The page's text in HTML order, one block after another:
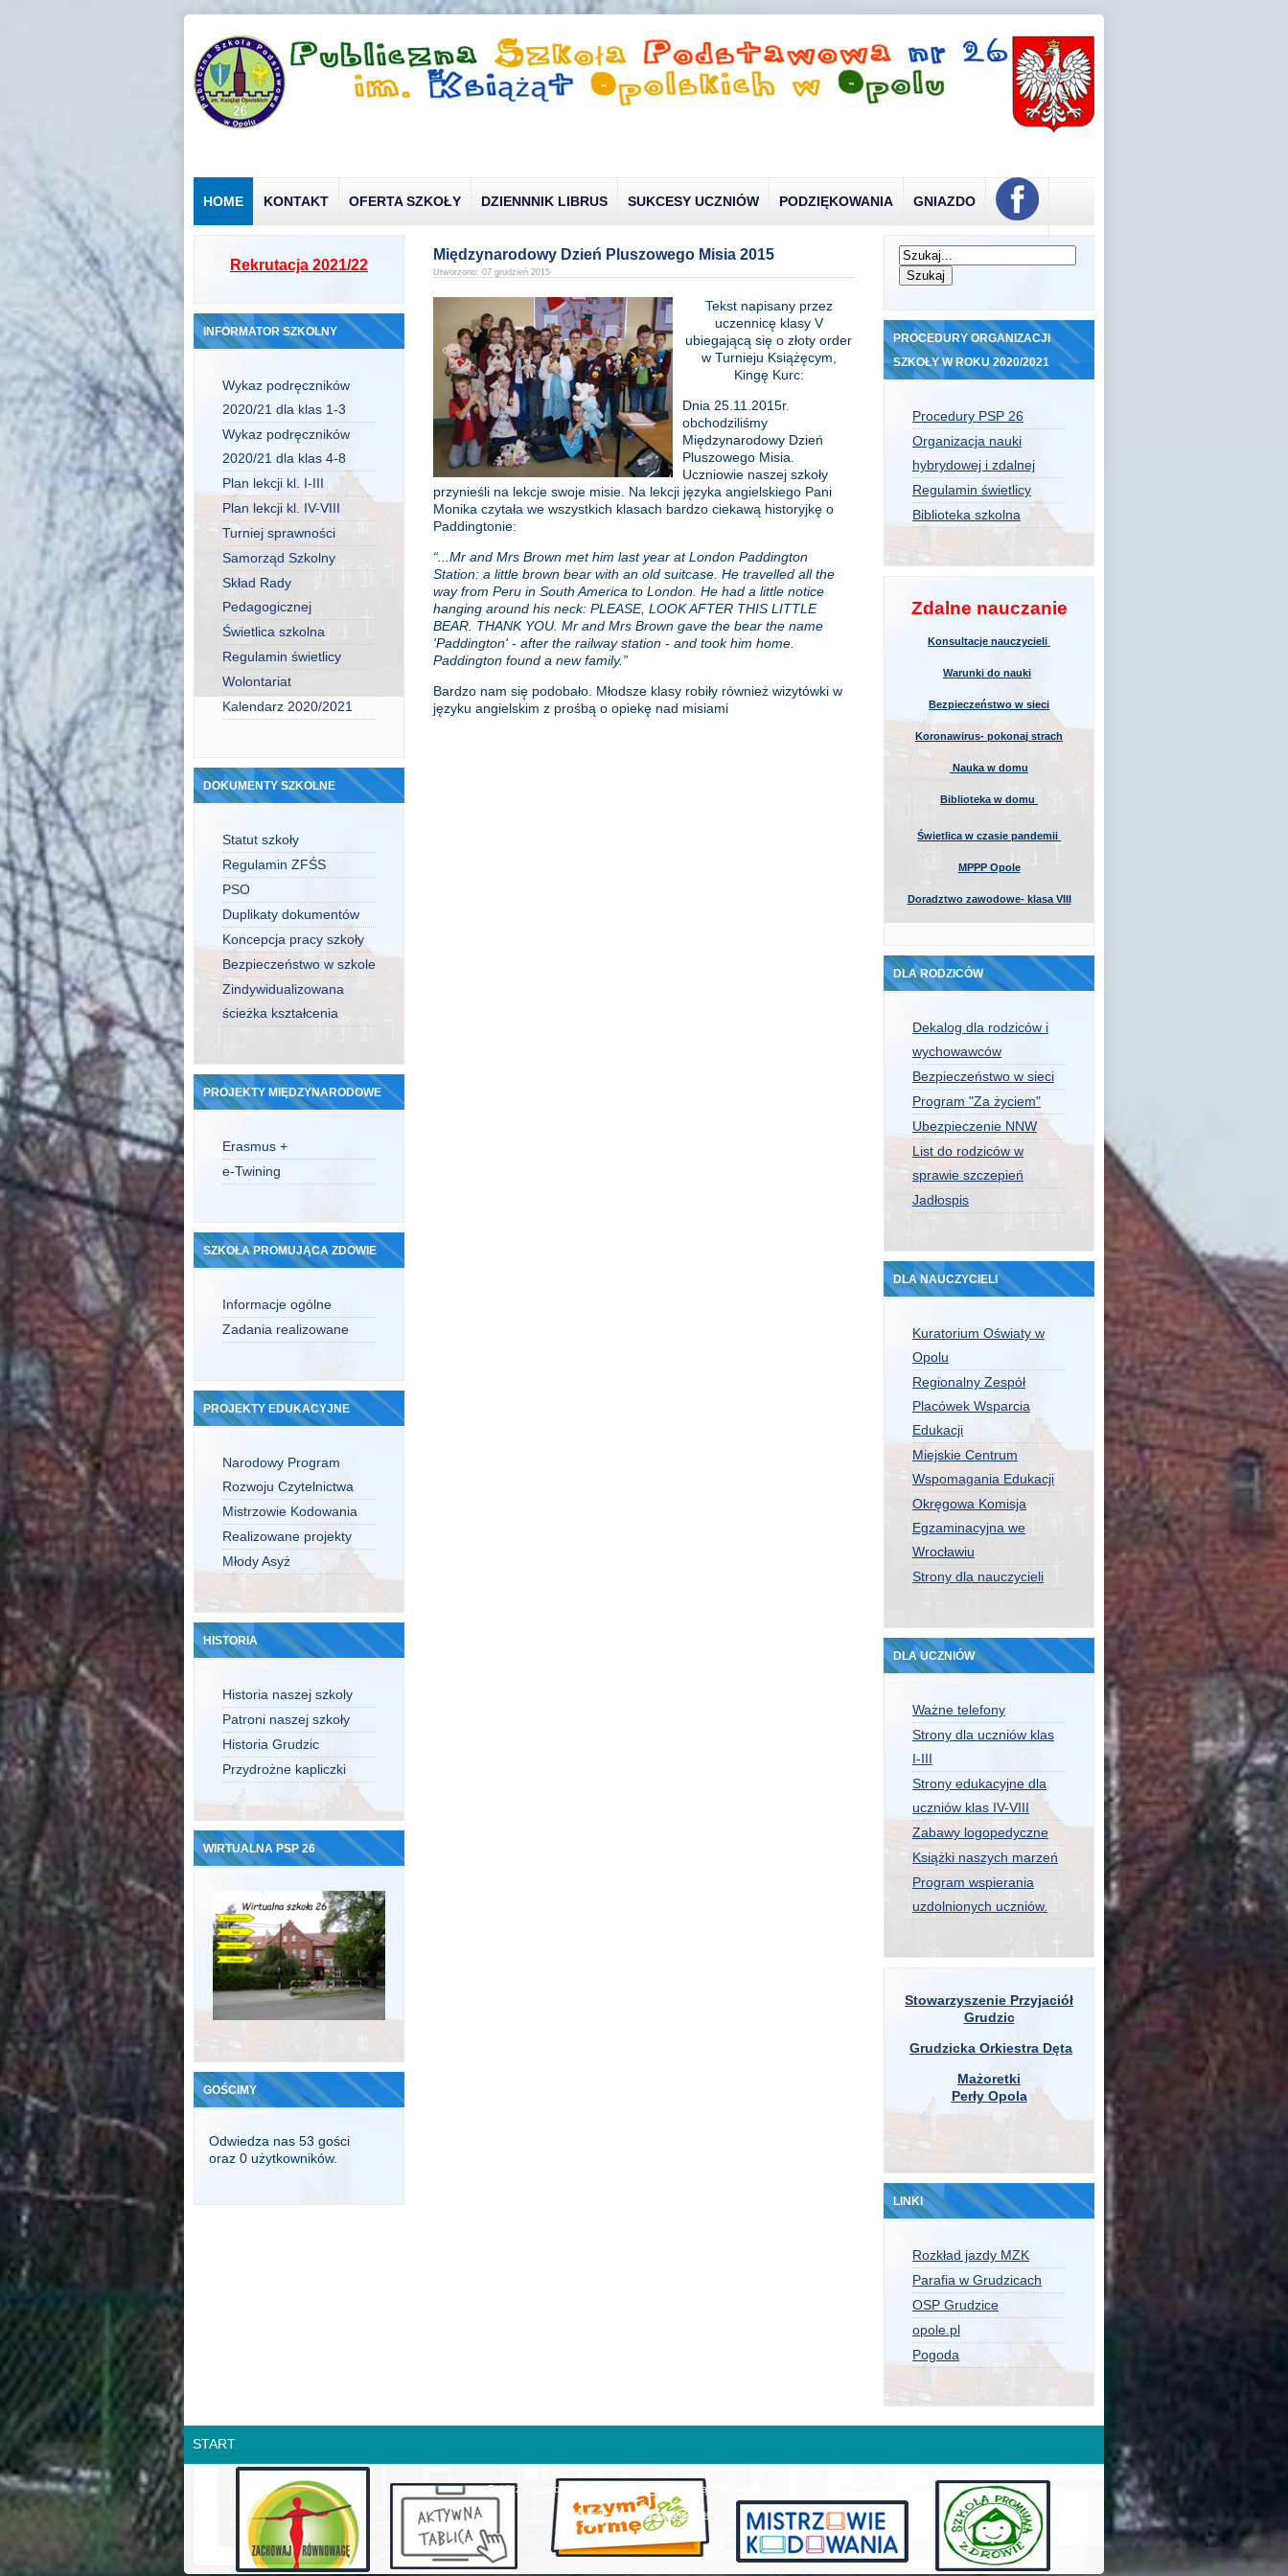
HOME KONTAKT OFERTA SZKOŁY DZIENNNIK LIBRUS SUKCESY UCZNIÓW PODZIĘKOWANIA GNIAZDO
Rekrutacja 2021/22
INFORMATOR SZKOLNY
Wykaz podręczników
2020/21 dla klas 1-3
Wykaz podręczników
2020/21 dla klas 4-8
Plan lekcji kl. I-III
Plan lekcji kl. IV-VIII
Turniej sprawności
Samorząd Szkolny
Skład Rady
Pedagogicznej
Świetlica szkolna
Regulamin świetlicy
Wolontariat
Kalendarz 2020/2021
DOKUMENTY SZKOLNE
Statut szkoły
Regulamin ZFŚS
PSO
Duplikaty dokumentów
Koncepcja pracy szkoły
Bezpieczeństwo w szkole
Zindywidualizowana
ścieżka kształcenia
PROJEKTY MIĘDZYNARODOWE
Erasmus +
e-Twining
SZKOŁA PROMUJĄCA ZDOWIE
Informacje ogólne
Zadania realizowane
PROJEKTY EDUKACYJNE
Narodowy Program
Rozwoju Czytelnictwa
Mistrzowie Kodowania
Realizowane projekty
Młody Asyż
HISTORIA
Historia naszej szkoly
Patroni naszej szkoły
Historia Grudzic
Przydrożne kapliczki
WIRTUALNA PSP 26
GOŚCIMY
Odwiedza nas 53 gości
oraz 0 użytkowników.
Międzynarodowy Dzień Pluszowego Misia 2015
Utworzono: 07 grudzień 2015
Tekst napisany przez
uczennicę klasy V
ubiegającą się o złoty order
w Turnieju Książęcym,
Kingę Kurc:
Dnia 25.11.2015r.
obchodziliśmy
Międzynarodowy Dzień
Pluszowego Misia.
Uczniowie naszej szkoły
przynieśli na lekcje swoje misie. Na lekcji języka angielskiego Pani
Monika czytała we wszystkich klasach bardzo ciekawą historyjkę o
Paddingtonie:
“...Mr and Mrs Brown met him last year at London Paddington
Station: a little brown bear with an old suitcase. He travelled all the
way from Peru in South America to London. He had a little notice
hanging around his neck: PLEASE, LOOK AFTER THIS LITTLE
BEAR. THANK YOU. Mr and Mrs Brown gave the bear the name
'Paddington' - after the railway station - and took him home.
Paddington found a new family.”
Bardzo nam się podobało. Młodsze klasy robiły również wizytówki w
języku angielskim z prośbą o opiekę nad misiami
PROCEDURY ORGANIZACJI
SZKOŁY W ROKU 2020/2021
Procedury PSP 26
Organizacja nauki
hybrydowej i zdalnej
Regulamin świetlicy
Biblioteka szkolna
Zdalne nauczanie
Konsultacje nauczycieli
Warunki do nauki
Bezpieczeństwo w sieci
Koronawirus- pokonaj strach
Nauka w domu
Biblioteka w domu
Świetlica w czasie pandemii
MPPP Opole
Doradztwo zawodowe- klasa VIII
DLA RODZICÓW
Dekalog dla rodziców i
wychowawców
Bezpieczeństwo w sieci
Program "Za życiem"
Ubezpieczenie NNW
List do rodziców w
sprawie szczepień
Jadłospis
DLA NAUCZYCIELI
Kuratorium Oświaty w
Opolu
Regionalny Zespół
Placówek Wsparcia
Edukacji
Miejskie Centrum
Wspomagania Edukacji
Okręgowa Komisja
Egzaminacyjna we
Wrocławiu
Strony dla nauczycieli
DLA UCZNIÓW
Ważne telefony
Strony dla uczniów klas
I-III
Strony edukacyjne dla
uczniów klas IV-VIII
Zabawy logopedyczne
Książki naszych marzeń
Program wspierania
uzdolnionych uczniów.
Stowarzyszenie Przyjaciół
Grudzic
Grudzicka Orkiestra Dęta
Mażoretki
Perły Opola
LINKI
Rozkład jazdy MZK
Parafia w Grudzicach
OSP Grudzice
opole.pl
Pogoda
START
Publiczna Szkoła Podstawowa nr 26 im. Książąt Opolskich w Opolu
designed from pickjoomla.com